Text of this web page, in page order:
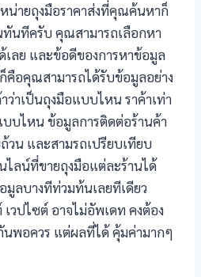
น่ายถุงมือราคาส่งที่คุณค้นหาก็
ทันทีครับ คุณสามารถเลือกหา
เลย และข้อดีของการหาข้อมูล
คือคุณสามารถได้รับข้อมูลอย่าง
ว่าเป็นถุงมือแบบไหน ราค้าเท่า
บบไหน ข้อมูลการติดต่อร้านค้า
วน และสามรถเปรียบเทียบ
ไลน์ที่ขายถุงมือแต่ละร้านได้
มูลบางทีท่วมท้นเลยทีเดียว
วปไซต์ อาจไม่อัพเดท คงต้อง
นพอควร แต่ผลที่ได้ คุ้มค่ามากๆ